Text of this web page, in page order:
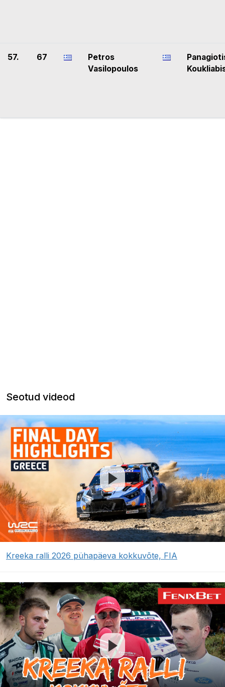
57. 67
Petros
Vasilopoulos
Seotud videod
Kreeka ralli 2026 pühapäeva kokkuvõte, FIA